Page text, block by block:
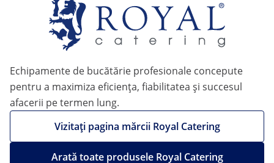
Echipamente de bucătărie profesionale concepute
pentru a maximiza eficiența, fiabilitatea și succesul
afacerii pe termen lung.
Vizitați pagina mărcii Royal Catering
Arată toate produsele Royal Catering